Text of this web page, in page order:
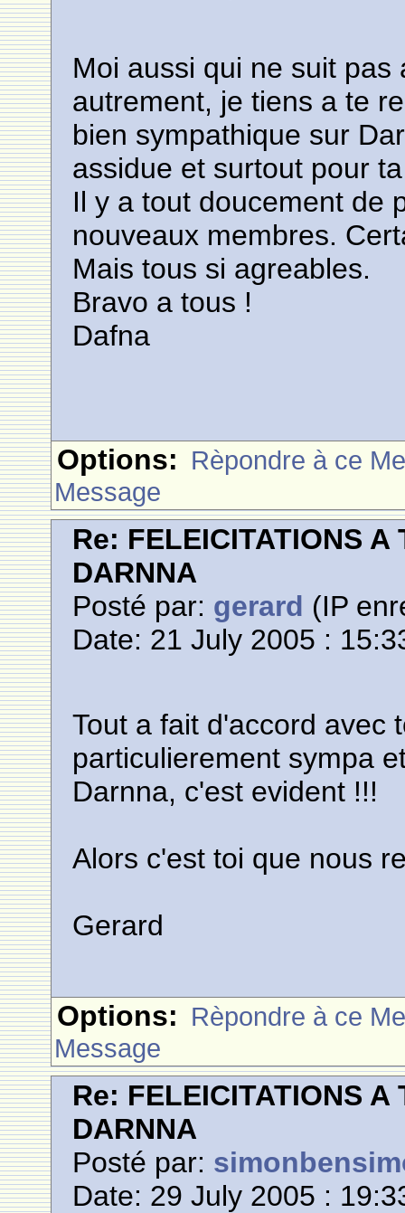
Moi aussi qui ne suit
autrement, je tiens a te
bien sympathique sur
assidue et surtout pour
Il y a tout doucement de
nouveaux membres.
Mais tous si agreables.
Bravo a tous !
Dafna
Options: Rèpondre à ce
Message
Re: FELEICITATIONS A
DARNNA
Posté par: gerard (IP
Date: 21 July 2005 :
Tout a fait d'accord avec
particulierement sympa
Darnna, c'est evident !!!
Alors c'est toi que nous
Gerard
Options: Rèpondre à ce
Message
Re: FELEICITATIONS A
DARNNA
Posté par:
Date: 29 July 2005 :